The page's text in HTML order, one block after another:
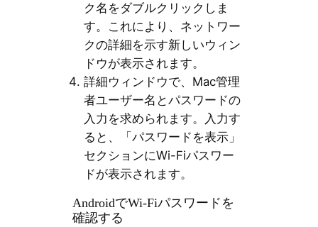
ク名をダブルクリックしま
す。これにより、ネットワー
クの詳細を示す新しいウィン
ドウが表示されます。
詳細ウィンドウで、Mac管理
者ユーザー名とパスワードの
入力を求められます。入力す
ると、「パスワードを表示」
セクションにWi-Fiパスワー
ドが表示されます。
AndroidでWi-Fiパスワードを
確認する